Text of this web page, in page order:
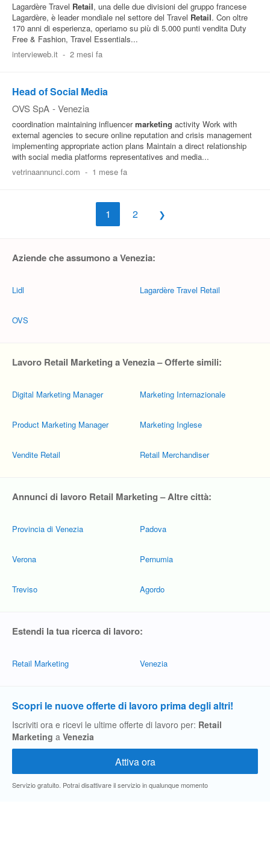
Lagardère Travel Retail, una delle due divisioni del gruppo francese
Lagardère, è leader mondiale nel settore del Travel Retail. Con oltre
170 anni di esperienza, operiamo su più di 5.000 punti vendita Duty
Free & Fashion, Travel Essentials...
intervieweb.it - 2 mesi fa
Head of Social Media
OVS SpA - Venezia
coordination maintaining influencermarketing activity Work with
external agencies to secure online reputation and crisis management
implementing appropriate action plans Maintain a direct relationship
with social media platforms representatives and media...
vetrinaannunci.com - 1 mese fa
1 2
Aziende che assumono a Venezia:
Lidl
OVS
Lagardère Travel Retail
Lavoro Retail Marketing a Venezia – Offerte simili:
Digital Marketing Manager
Product Marketing Manager
Vendite Retail
Marketing Internazionale
Marketing Inglese
Retail Merchandiser
Annunci di lavoro Retail Marketing – Altre città:
Provincia di Venezia
Verona
Treviso
Padova
Pernumia
Agordo
Estendi la tua ricerca di lavoro:
Retail Marketing Venezia
Scopri le nuove offerte di lavoro prima degli altri!
Iscriviti ora e ricevi le ultime offerte di lavoro per: Retail
Marketing a Venezia
Servizio gratuito. Potrai disattivare il servizio in qualunque momento